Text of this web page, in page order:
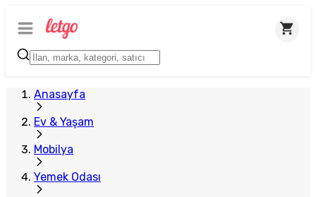
Anasayfa
Ev & Yaşam
Mobilya
Yemek Odası
Plus Satıcı